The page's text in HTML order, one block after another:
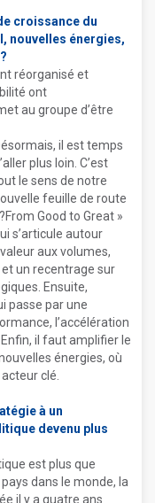
croissance du
nouvelles énergies,
réorganisé et
ont
au groupe d’être
il est temps
plus loin. C’est
le sens de notre
feuille de route
Good to Great »
s’articule autour
aux volumes,
un recentrage sur
Ensuite,
passe par une
l’accélération
il faut amplifier le
énergies, où
clé.
à un
devenu plus
est plus que
dans le monde, la
il y a quatre ans